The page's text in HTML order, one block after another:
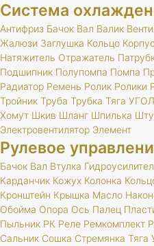
Система
Антифриз Бачок Вал Валик
Жалюзи Заглушка Кольцо Корпус
Натяжитель Отражатель
Подшипник Полупомпа Помпа
Радиатор Ремень Ролик Ролики
Тройник Труба Трубка Тяга
Хомут Шкив Шланг Шпилька
Электровентилятор Элемент
Рулевое
Бачок Вал Втулка
Карданчик Кожух Колонка
Кронштейн Крышка Масло
Обойма Опора Ось Палец
Пыльник РК Реле Ремкомплект
Сальник Сошка Стремянка Тяга